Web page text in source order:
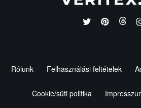
Rólunk Felhasználási feltételek
Cookie/süti politika